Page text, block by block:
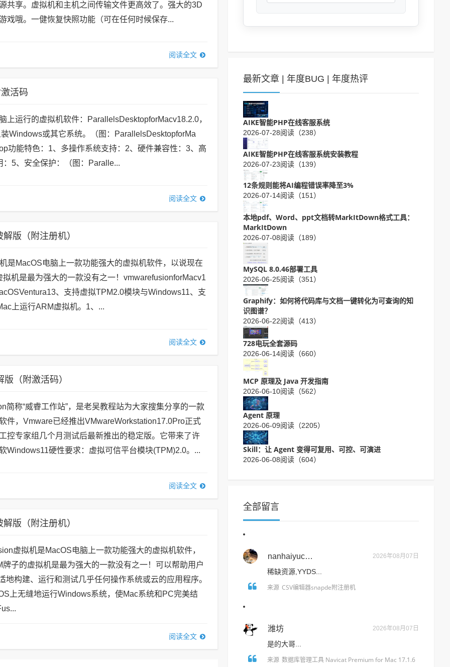
共享。虚拟机和主机之间传输文件更高效了。强大的3D
戏哦。一健恢复快照功能（可在任何时候保存...
阅读全文
活码
上运行的虚拟机软件：ParallelsDesktopforMacv18.2.0，
Windows或其它系统。（图：ParallelsDesktopforMa
功能特色：1、多操作系统支持：2、硬件兼容性：3、高
：5、安全保护：（图：Paralle...
阅读全文
版（附注册机）
是MacOS电脑上一款功能强大的虚拟机软件，以说现在
机是最为强大的一款没有之一！vmwarefusionforMacv1
、支持虚拟TPM2.0模块与Windows11、支
上运行ARM虚拟机。1、...
阅读全文
（附激活码）
简称“威睿工作站”，是老吴教程站为大家搜集分享的一款
件，Vmware已经推出VMwareWorkstation17.0Pro正式
控专家组几个月测试后最新推出的稳定版。它带来了许
Windows11硬性要求：虚拟可信平台模块(TPM)2.0。...
阅读全文
版（附注册机）
虚拟机是MacOS电脑上一款功能强大的虚拟机软件，
子的虚拟机是最为强大的一款没有之一！可以帮助用户
地构建、运行和测试几乎任何操作系统或云的应用程序。
上无缝地运行Windows系统，使Mac系统和PC完美结
阅读全文
最新文章 年度BUG 年度热评
AIKE智能PHP在线客服系统
2026-07-28阅读（238）
AIKE智能PHP在线客服系统安装教程
2026-07-23阅读（139）
12条规则能将AI编程错误率降至3%
2026-07-14阅读（151）
本地pdf、Word、ppt文档转MarkItDown格式工具：
MarkItDown
2026-07-08阅读（189）
MySQL 8.0.46部署工具
2026-06-25阅读（351）
Graphify：如何将代码库与文档一键转化为可查询的知
识图谱？
2026-06-22阅读（413）
728电玩全套源码
2026-06-14阅读（660）
MCP 原理及 Java 开发指南
2026-06-10阅读（562）
Agent 原理
2026-06-09阅读（2205）
Skill：让 Agent 变得可复用、可控、可演进
2026-06-08阅读（604）
全部留言
nanhaiyucun 2026年08月07日
稀缺资源,YYDS...
来源 CSV编辑器snapde附注册机
潍坊 2026年08月07日
是的大哥...
来源 数据库管理工具 Navicat Premium for Mac 17.1.6